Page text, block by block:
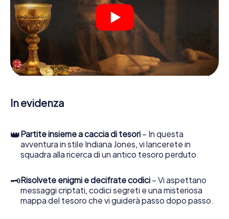
Una volta assegnati i ruoli, può iniziare la caccia al tesoro
del thriller poliziesco a Klagenfurt am Wörthersee: puoi
decifrare codici crittografati, risolvere complicati compiti
logici e cercare indizi, indizi in vari luoghi della città. Il suo
smartphone è il suo strumento di indagine più importante:
la nostra app web sviluppata appositamente le consente
di interrogare le persone di contatto ed esaminare
guida in sicurezza per Klagenfurt am Wörthersee.
in profondità nell'emozionante storia, presto scoprirete
che il prezioso tesoro è a pochi passi di distanza.
In evidenza
👑Partite insieme a caccia di tesori – In questa
avventura in stile Indiana Jones, vi lancerete in
squadra alla ricerca di un antico tesoro perduto.
🗝Risolvete enigmi e decifrate codici – Vi aspettano
messaggi criptati, codici segreti e una misteriosa
mappa del tesoro che vi guiderà passo dopo passo.